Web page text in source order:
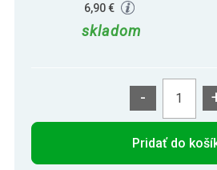
6,90 €
skladom
-
Pridať do